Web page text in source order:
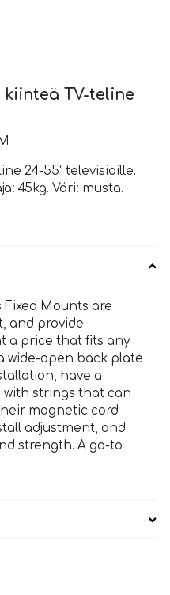
TV-teline
24-55” televisioille.
45kg. Väri: musta.
Fixed Mounts are
and provide
a price that fits any
wide-open back plate
have a
strings that can
magnetic cord
adjustment, and
strength. A go-to